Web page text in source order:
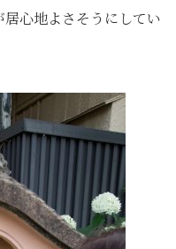
心地よさそうにしてい